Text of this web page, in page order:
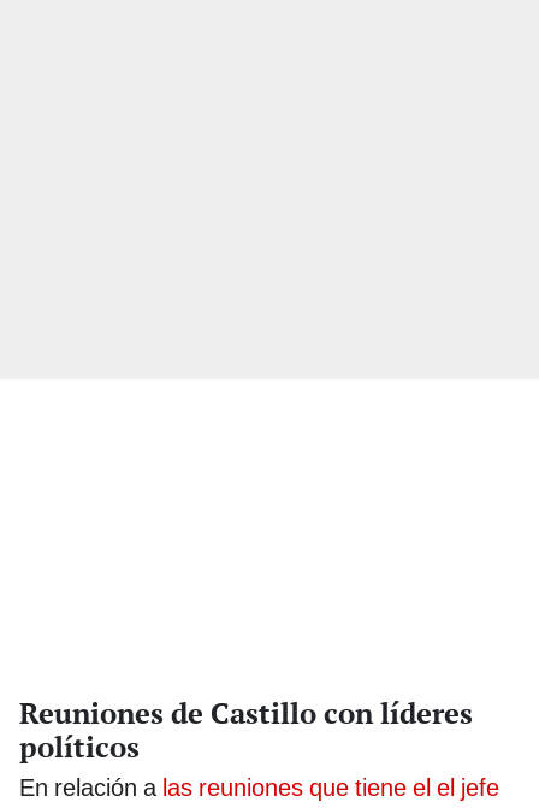
Reuniones de Castillo con líderes
políticos
En relación a las reuniones que tiene el el jefe